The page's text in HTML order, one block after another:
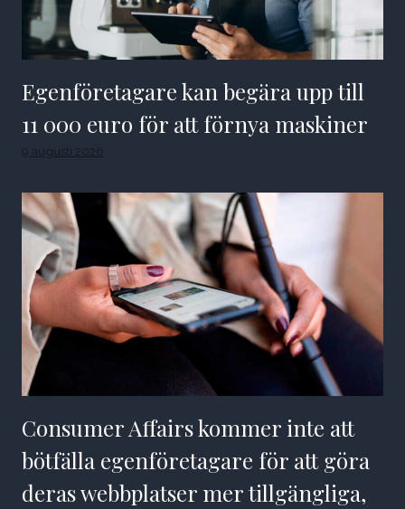
Egenföretagare kan begära upp till
11 000 euro för att förnya maskiner
9 augusti 2026
Consumer Affairs kommer inte att
bötfälla egenföretagare för att göra
deras webbplatser mer tillgängliga,